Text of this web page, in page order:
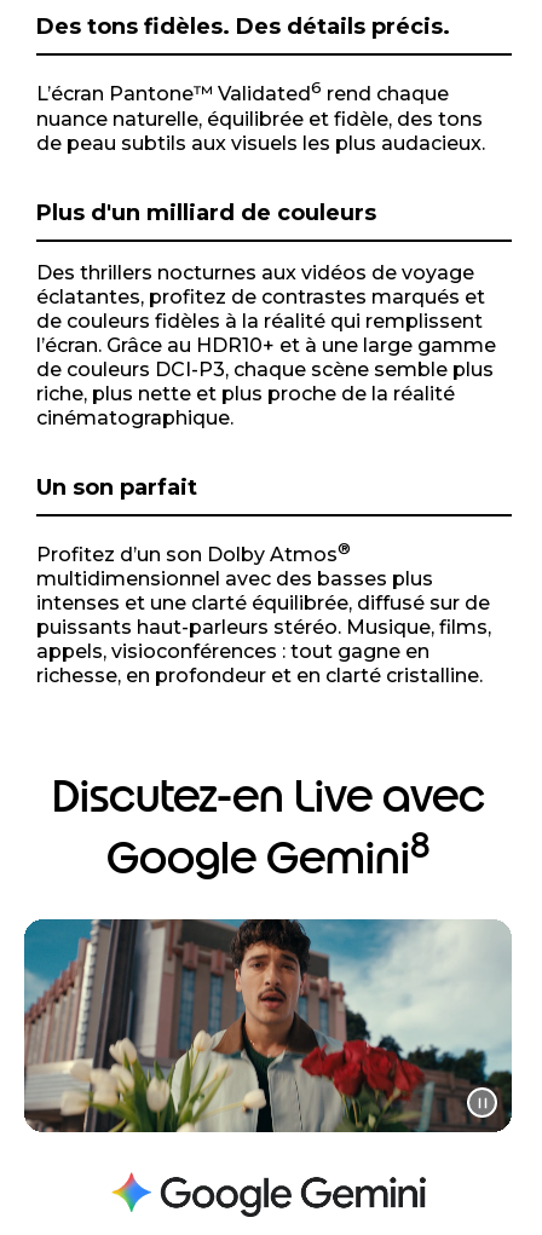
Des tons fidèles. Des détails précis.
L’écran Pantone™ Validated6 rend chaque
nuance naturelle, équilibrée et fidèle, des tons
de peau subtils aux visuels les plus audacieux.
Plus d'un milliard de couleurs
Des thrillers nocturnes aux vidéos de voyage
éclatantes, profitez de contrastes marqués et
de couleurs fidèles à la réalité qui remplissent
l’écran. Grâce au HDR10+ et à une large gamme
de couleurs DCI-P3, chaque scène semble plus
riche, plus nette et plus proche de la réalité
cinématographique.
Un son parfait
Profitez d’un son Dolby Atmos®
multidimensionnel avec des basses plus
intenses et une clarté équilibrée, diffusé sur de
puissants haut-parleurs stéréo. Musique, films,
appels, visioconférences : tout gagne en
richesse, en profondeur et en clarté cristalline.
Discutez-en Live avec
Google Gemini8